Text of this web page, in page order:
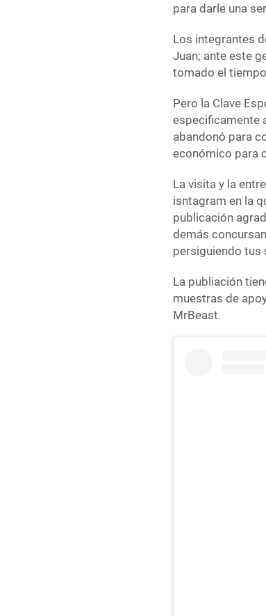
para darle una
Los integrantes
Juan; ante este
tomado el
Pero la Clave
especificamente
abandonó para
económico para
La visita y la
isntagram en la
publicación
demás
persiguiendo tus
La publiación
muestras de
MrBeast.